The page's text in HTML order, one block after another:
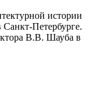
истории
Петербурге.
В.В. Шауба в